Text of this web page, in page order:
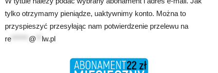
tylko otrzymamy pieniądze, uaktywnimy konto. Można to
przyspieszyć przesyłając nam potwierdzenie przelewu na
re
@ lw.pl